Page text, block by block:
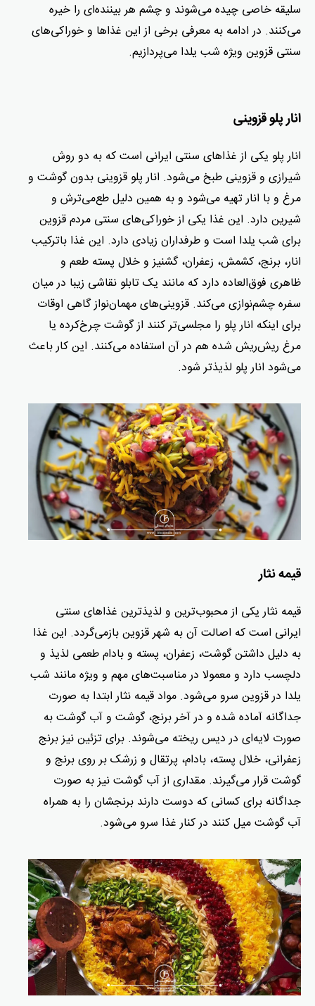
سلیقه خاصی چیده می‌شوند و چشم هر بیننده‌ای را خیره
می‌کنند. در ادامه به معرفی برخی از این غذاها و خوراکی‌های
سنتی قزوین ویژه شب یلدا می‌پردازیم.
انار پلو قزوینی
انار پلو یکی از غذاهای سنتی ایرانی است که به دو روش
شیرازی و قزوینی طبخ می‌شود. انار پلو قزوینی بدون گوشت و
مرغ و با انار تهیه می‌شود و به همین دلیل طع‌‌‌‌‌‌‌می‌ترش و
شیرین دارد. این غذا یکی از خوراکی‌های سنتی مردم قزوین
برای شب یلدا است و طرفداران زیادی دارد. این غذا با‌‌‌‌‌‌‌‌‌ترکیب
انار، برنج، کشمش، زعفران، گشنیز و خلال پسته طعم و
ظاهری فوق‌العاده دارد که مانند یک تابلو نقاشی زیبا در میان
سفره چشم‌نوازی می‌کند. قزوینی‌های مهمان‌نواز گاهی اوقات
برای اینکه انار پلو را مجلسی‌تر کنند از گوشت چرخ‌کرده یا
مرغ ریش‌ریش شده هم در آن استفاده می‌کنند. این کار باعث
می‌شود انار پلو لذیذتر شود.
قیمه نثار
قیمه نثار یکی از محبوب‌ترین و لذیذترین غذاهای سنتی
ایرانی است که اصالت آن به شهر قزوین بازمی‌گردد. این غذا
به دلیل داشتن گوشت، زعفران، پسته و بادام طعمی لذیذ و
دلچسب دارد و معمولا در مناسبت‌های مهم و ویژه مانند شب
یلدا در قزوین سرو می‌شود. مواد قیمه نثار ابتدا به صورت
جداگانه آماده شده و در آخر برنج، گوشت و آب گوشت به
صورت لایه‌ای در دیس ریخته می‌شوند. برای تزئین نیز برنج
زعفرانی، خلال پسته، بادام، پرتقال و زرشک بر روی برنج و
گوشت قرار می‌گیرند. مقداری از آب گوشت نیز به صورت
جداگانه برای کسانی که دوست دارند برنجشان را به همراه
آب گوشت میل کنند در کنار غذا سرو می‌شود.